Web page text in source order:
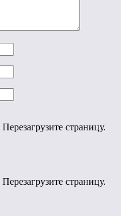
страницу.
страницу.